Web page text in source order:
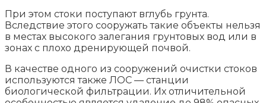
При этом стоки поступают вглубь грунта.
Вследствие этого сооружать такие объекты нельзя
в местах высокого залегания грунтовых вод или в
зонах с плохо дренирующей почвой.
В качестве одного из сооружений очистки стоков
используются также ЛОС — станции
биологической фильтрации. Их отличительной